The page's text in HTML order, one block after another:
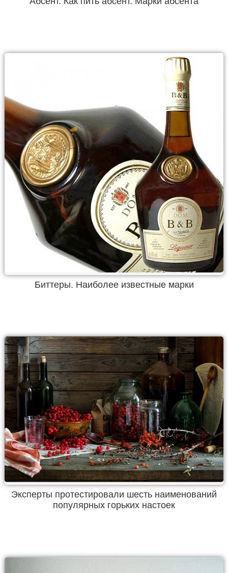
Биттеры. Наиболее известные марки
Эксперты протестировали шесть наименований
популярных горьких настоек